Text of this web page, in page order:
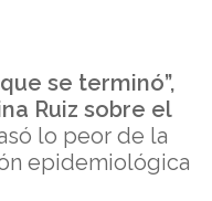
se terminó”,
Ruiz sobre el
lo peor de la
epidemiológica